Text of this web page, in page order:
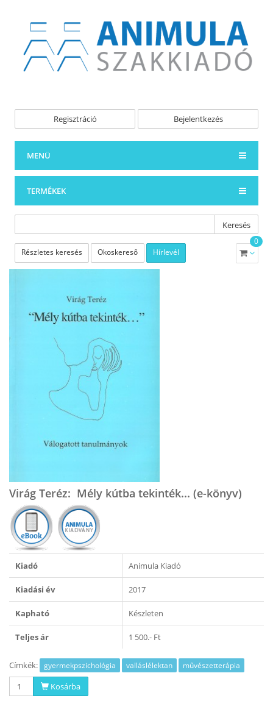
Regisztráció Bejelentkezés
MENÜ
TERMÉKEK
Keresés
Részletes keresés Okoskereső Hírlevél
0
Virág Teréz: Mély kútba tekinték... (e-könyv)
Kiadó Animula Kiadó
Kiadási év 2017
Kapható Készleten
Teljes ár 1 500.- Ft
Címkék: gyermekpszichológia valláslélektan művészetterápia
Kosárba